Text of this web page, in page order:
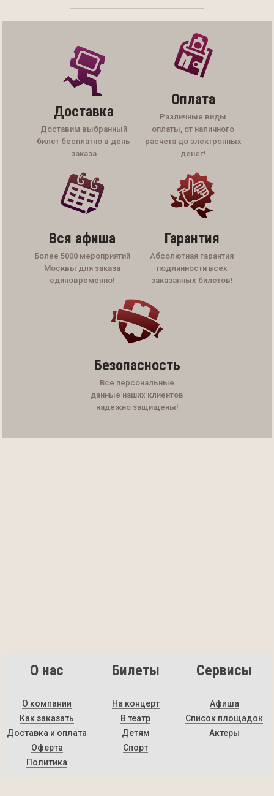
Доставка
Доставим выбранный
билет бесплатно в день
заказа
Оплата
Различные виды
оплаты, от наличного
расчета до электронных
денег!
Вся афиша
Более 5000 мероприятий
Москвы для заказа
единовременно!
Гарантия
Абсолютная гарантия
подлинности всех
заказанных билетов!
Безопасность
Все персональные
данные наших клиентов
надежно защищены!
О нас
О компании
Как заказать
Доставка и оплата
Оферта
Политика
Билеты
На концерт
В театр
Детям
Спорт
Сервисы
Афиша
Список площадок
Актеры